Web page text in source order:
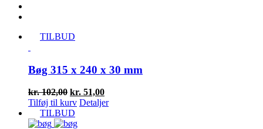
TILBUD
Bøg 315 x 240 x 30 mm
kr.102,00 Den
oprindelige
pris
var:
kr. 51,00Den
aktuelle
Tilføj til kurv Detaljer
TILBUD